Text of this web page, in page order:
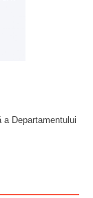
Departamentului